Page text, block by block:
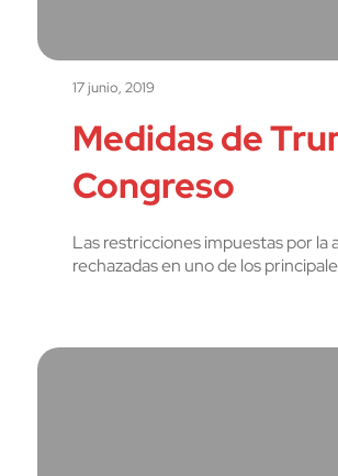
17 junio, 2019
Medidas de
Congreso
Las restricciones impuestas por la
rechazadas en uno de los